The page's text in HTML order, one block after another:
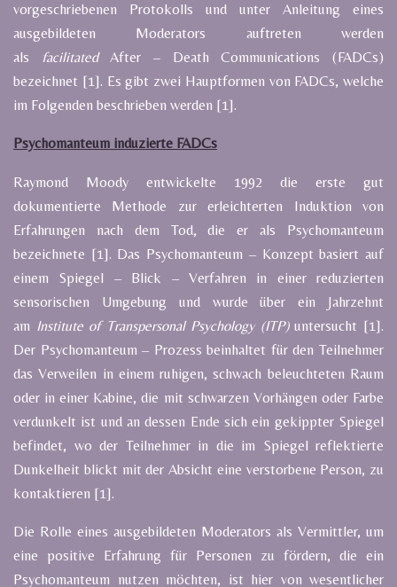
vorgeschriebenen Protokolls und unter Anleitung eines
ausgebildeten Moderators auftreten werden
als
facilitated
After – Death Communications (FADCs)
bezeichnet [1]. Es gibt zwei Hauptformen von FADCs, welche
im Folgenden beschrieben werden [1].
Psychomanteum induzierte FADCs
Raymond Moody entwickelte 1992 die erste gut
dokumentierte Methode zur erleichterten Induktion von
Erfahrungen nach dem Tod, die er als Psychomanteum
bezeichnete [1]. Das Psychomanteum – Konzept basiert auf
einem Spiegel – Blick – Verfahren in einer reduzierten
sensorischen Umgebung und wurde über ein Jahrzehnt
am Institute of Transpersonal Psychology (ITP) untersucht [1].
Der Psychomanteum – Prozess beinhaltet für den Teilnehmer
das Verweilen in einem ruhigen, schwach beleuchteten Raum
oder in einer Kabine, die mit schwarzen Vorhängen oder Farbe
verdunkelt ist und an dessen Ende sich ein gekippter Spiegel
befindet, wo der Teilnehmer in die im Spiegel reflektierte
Dunkelheit blickt mit der Absicht eine verstorbene Person, zu
kontaktieren [1].
Die Rolle eines ausgebildeten Moderators als Vermittler, um
eine positive Erfahrung für Personen zu fördern, die ein
Psychomanteum nutzen möchten, ist hier von wesentlicher